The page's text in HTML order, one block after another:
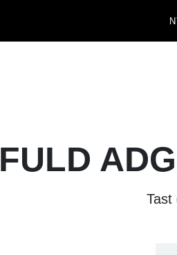
FULD
Tast